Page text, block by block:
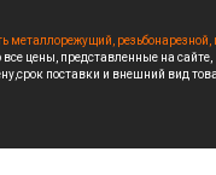
металлорежущий,
цены, представленные на
поставки и внешний вид